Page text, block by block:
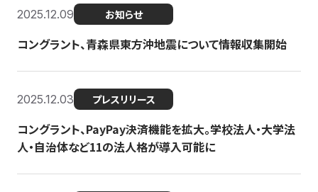
2025.12.09 お知らせ
コングラント、青森県東方沖地震について情報収集開始
2025.12.03 プレスリリース
コングラント、PayPay決済機能を拡大。学校法人・大学法
人・自治体など11の法人格が導入可能に